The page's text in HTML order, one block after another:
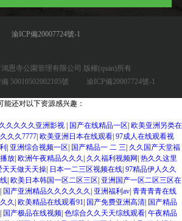
渝ICP備20007724號-1
鴻恩寺公園管理有限公司 版權(quán)所有
50010502002105號
渝ICP備20007724號-1
还对以下资源感兴趣：
久久久久亚洲影视 | 国产在线精品一区| 欧美亚洲另类在
久久7777| 欧美亚洲日本在线观看| 97成人在线观看视
| 亚洲综合视频一区| 国产精品一 二 三| 久久国产天堂福
放| 欧洲午夜精品久久久 | 久久福利视频网| 热久久这里
天天做天天操| 日本一二三区视频在线| 97精品伊人久久
| 欧美日本韩国一区二区三区| 亚洲国产一区二区三区在
| 国产亚洲精品久久久久久久 | 亚洲福利av| 青青青青在线
久 | 欧美精品在线观看91| 国产免费亚洲高清| 国产精品
| 国产极品在线视频| 色综合久久天天综线观看| 午夜精品